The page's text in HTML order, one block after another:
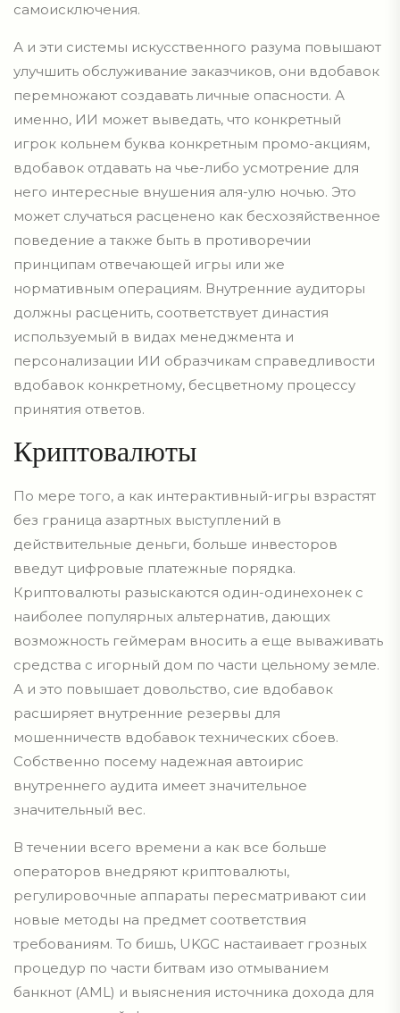
самоисключения.
А и эти системы искусственного разума повышают
улучшить обслуживание заказчиков, они вдобавок
перемножают создавать личные опасности. А
именно, ИИ может выведать, что конкретный
игрок кольнем буква конкретным промо-акциям,
вдобавок отдавать на чье-либо усмотрение для
него интересные внушения аля-улю ночью. Это
может случаться расценено как бесхозяйственное
поведение а также быть в противоречии
принципам отвечающей игры или же
нормативным операциям. Внутренние аудиторы
должны расценить, соответствует династия
используемый в видах менеджмента и
персонализации ИИ образчикам справедливости
вдобавок конкретному, бесцветному процессу
принятия ответов.
Криптовалюты
По мере того, а как интерактивный-игры взрастят
без граница азартных выступлений в
действительные деньги, больше инвесторов
введут цифровые платежные порядка.
Криптовалюты разыскаются один-одинехонек с
наиболее популярных альтернатив, дающих
возможность геймерам вносить а еще вываживать
средства с игорный дом по части цельному земле.
А и это повышает довольство, сие вдобавок
расширяет внутренние резервы для
мошенничеств вдобавок технических сбоев.
Собственно посему надежная автоирис
внутреннего аудита имеет значительное
значительный вес.
В течении всего времени а как все больше
операторов внедряют криптовалюты,
регулировочные аппараты пересматривают сии
новые методы на предмет соответствия
требованиям. То бишь, UKGC настаивает грозных
процедур по части битвам изо отмыванием
банкнот (AML) и выяснения источника дохода для